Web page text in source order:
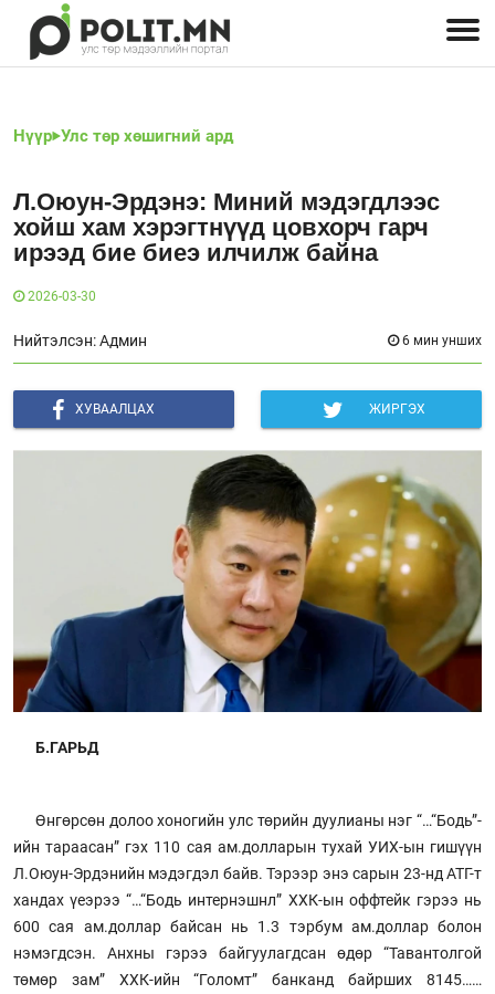
Нүүр Улс төр хөшигний ард
Л.Оюун-Эрдэнэ: Миний мэдэгдлээс
хойш хам хэрэгтнүүд цовхорч гарч
ирээд бие биеэ илчилж байна
2026-03-30
Нийтэлсэн: Админ 6 мин унших
ХУВААЛЦАХ ЖИРГЭХ
Б.ГАРЬД
Өнгөрсөн долоо хоногийн улс төрийн дуулианы нэг “…“Бодь”-
ийн тараасан” гэх 110 сая ам.долларын тухай УИХ-ын гишүүн
Л.Оюун-Эрдэнийн мэдэгдэл байв. Тэрээр энэ сарын 23-нд АТГ-т
хандах үеэрээ “…“Бодь интернэшнл” ХХК-ын оффтейк гэрээ нь
600 сая ам.доллар байсан нь 1.3 тэрбум ам.доллар болон
нэмэгдсэн. Анхны гэрээ байгуулагдсан өдөр “Тавантолгой
төмөр зам” ХХК-ийн “Голомт” банканд байрших 8145……